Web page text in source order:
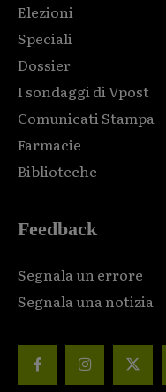
Elezioni
Speciali
Dossier
I sondaggi di Vpost
Comunicati Stampa
Farmacie
Biblioteche
Feedback
Segnala un errore
Segnala una notizia